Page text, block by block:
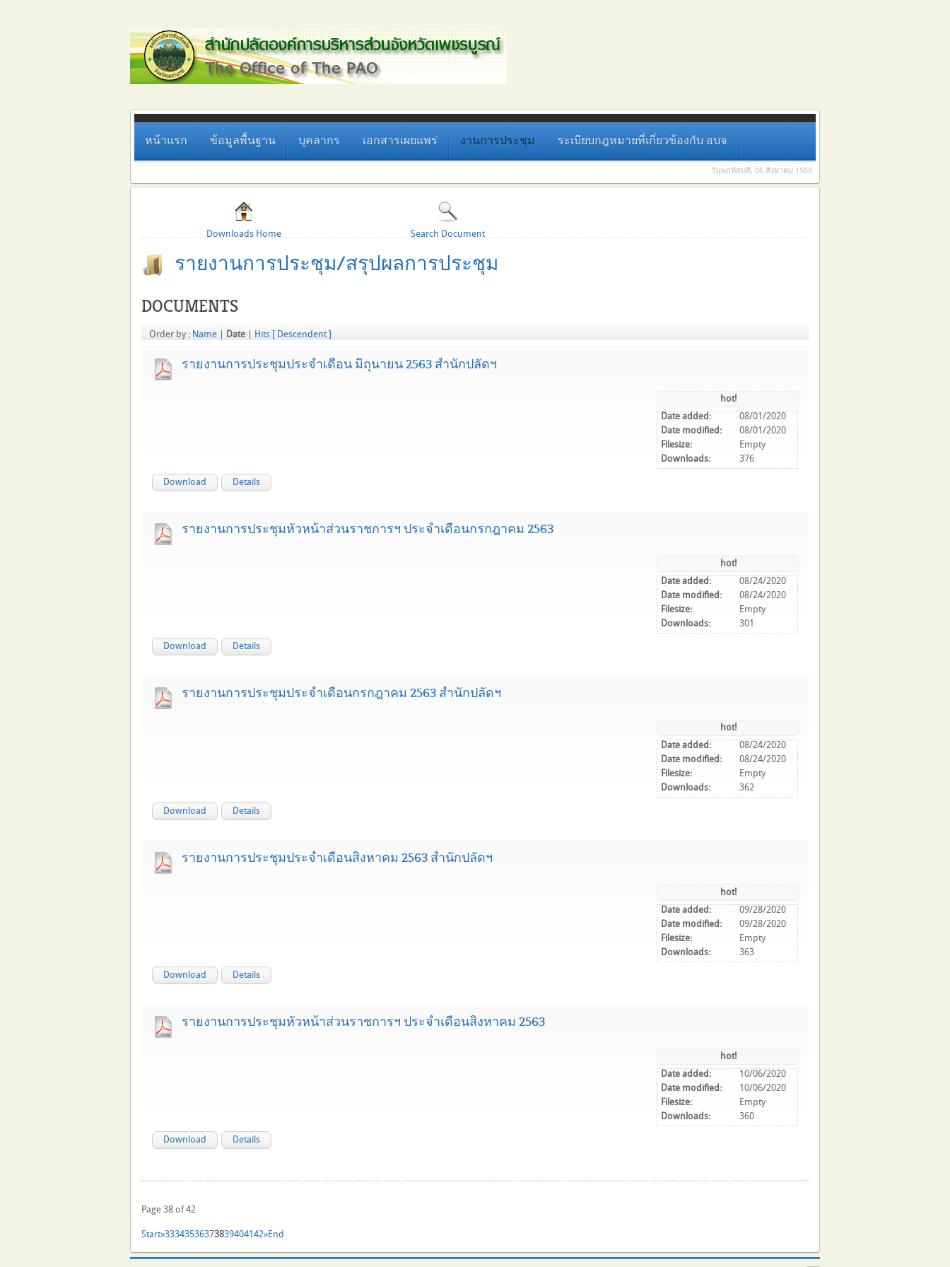
หน้าแรก ข้อมูลพื้นฐาน บุคลากร เอกสารเผยแพร่ งานการประชุม ระเบียบกฎหมายที่เกี่ยวข้องกับ อบจ.
วันพฤหัสบดี, 06 สิงหาคม 1569
Downloads Home Search Document
รายงานการประชุม/สรุปผลการประชุม
DOCUMENTS
Order by : Name Date Hits [ Descendent ]
รายงานการประชุมประจำเดือน มิถุนายน 2563 สำนักปลัดฯ
hot!
Date added:
08/01/2020
Date modified:
08/01/2020
Filesize:
Empty
Downloads:
376
Download Details
รายงานการประชุมหัวหน้าส่วนราชการฯ ประจำเดือนกรกฎาคม 2563
hot!
Date added:
08/24/2020
Date modified:
08/24/2020
Filesize:
Empty
Downloads:
301
Download Details
รายงานการประชุมประจำเดือนกรกฎาคม 2563 สำนักปลัดฯ
hot!
Date added:
08/24/2020
Date modified:
08/24/2020
Filesize:
Empty
Downloads:
362
Download Details
รายงานการประชุมประจำเดือนสิงหาคม 2563 สำนักปลัดฯ
hot!
Date added:
09/28/2020
Date modified:
09/28/2020
Filesize:
Empty
Downloads:
363
Download Details
รายงานการประชุมหัวหน้าส่วนราชการฯ ประจำเดือนสิงหาคม 2563
hot!
Date added:
10/06/2020
Date modified:
10/06/2020
Filesize:
Empty
Downloads:
360
Download Details
Page 38 of 42
Start»333435363738394041 42»End